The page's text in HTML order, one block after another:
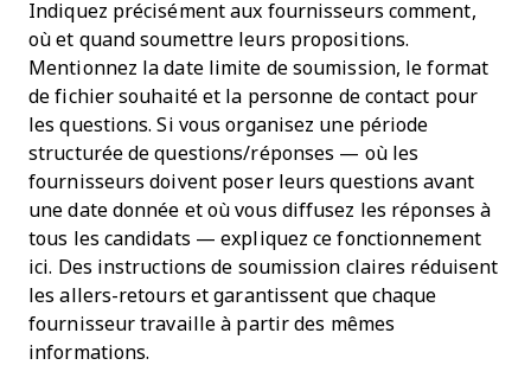
Indiquez précisément aux fournisseurs comment,
où et quand soumettre leurs propositions.
Mentionnez la date limite de soumission, le format
de fichier souhaité et la personne de contact pour
les questions. Si vous organisez une période
structurée de questions/réponses — où les
fournisseurs doivent poser leurs questions avant
une date donnée et où vous diffusez les réponses à
tous les candidats — expliquez ce fonctionnement
ici. Des instructions de soumission claires réduisent
les allers-retours et garantissent que chaque
fournisseur travaille à partir des mêmes
informations.